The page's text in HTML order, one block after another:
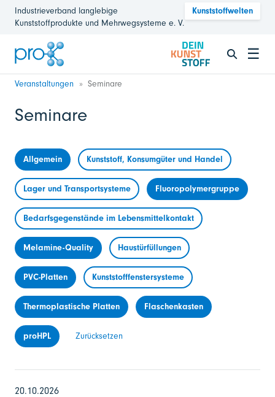
Industrieverband langlebige
Kunststoffprodukte und Mehrwegsysteme e. V.
Kunststoffwelten
☰
Veranstaltungen Seminare
Seminare
Allgemein Kunststoff, Konsumgüter und Handel
Lager und Transportsysteme Fluoropolymergruppe
Bedarfsgegenstände im Lebensmittelkontakt
Melamine-Quality Haustürfüllungen
PVC-Platten Kunststofffenstersysteme
Thermoplastische Platten Flaschenkasten
proHPL Zurücksetzen
20.10.2026